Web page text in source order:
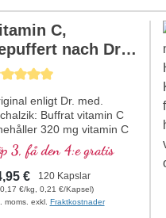
betyg på 5 av 5 stjärnor
C,
nach Dr.
Michalzik
enligt Dr. med.
Buffrat vitamin C
320 mg vitamin C
daglig dos (1 kapsel).
högkvalitativa
är fritt från
och tillverkas i
Förseglingen är
3, få den 4:e gratis
€ 120 Kapslar
€/kg, 0,21 €/Kapsel)
moms. exkl. Fraktkostnader